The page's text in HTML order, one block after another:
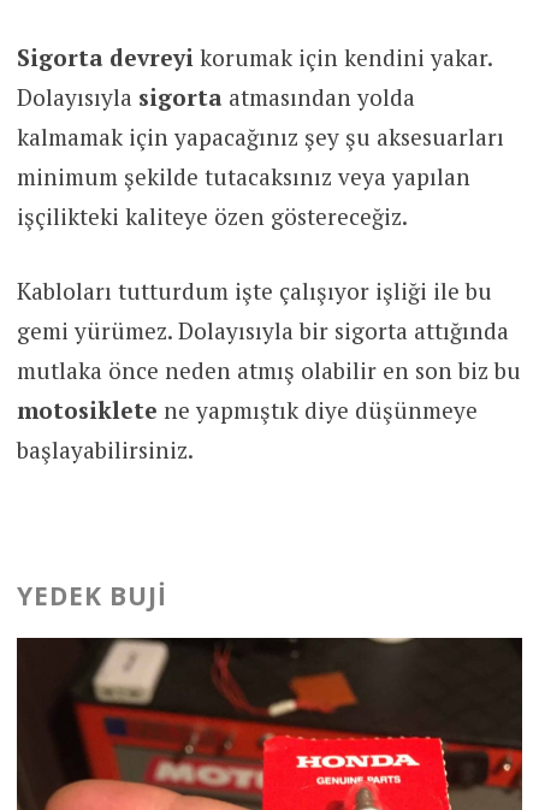
Sigorta devreyikorumak için kendini yakar.
Dolayısıyla sigorta atmasından yolda
kalmamak için yapacağınız şey şu aksesuarları
minimum şekilde tutacaksınız veya yapılan
işçilikteki kaliteye özen göstereceğiz.
Kabloları tutturdum işte çalışıyor işliği ile bu
gemi yürümez. Dolayısıyla bir sigorta attığında
mutlaka önce neden atmış olabilir en son biz bu
motosiklete ne yapmıştık diye düşünmeye
başlayabilirsiniz.
YEDEK BUJI